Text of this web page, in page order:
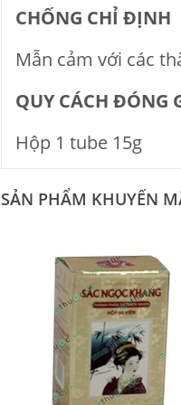
CHỐNG CHỈ ÐỊNH
Mẫn cảm với các
QUY CÁCH ĐÓNG
Hộp 1 tube 15g
SẢN PHẨM KHUYẾN